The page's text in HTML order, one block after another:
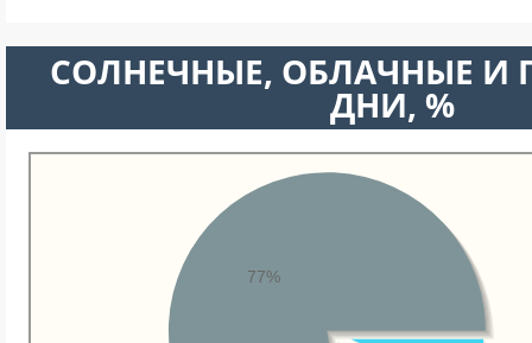
CОЛНЕЧНЫЕ, ОБЛАЧНЫЕ И
ДНИ, %
77%